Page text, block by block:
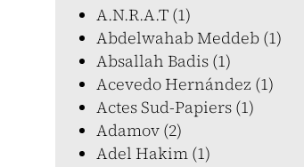
A.N.R.A.T (1)
Abdelwahab Meddeb (1)
Absallah Badis (1)
Acevedo Hernández (1)
Actes Sud-Papiers (1)
Adamov (2)
Adel Hakim (1)